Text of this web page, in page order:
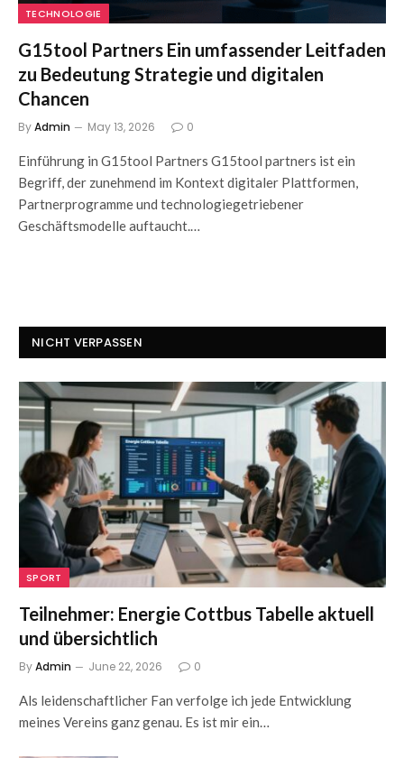
TECHNOLOGIE
G15tool Partners Ein umfassender Leitfaden
zu Bedeutung Strategie und digitalen
Chancen
ByAdmin May 13, 2026 0
Einführung in G15tool Partners G15tool partners ist ein
Begriff, der zunehmend im Kontext digitaler Plattformen,
Partnerprogramme und technologiegetriebener
Geschäftsmodelle auftaucht.…
NICHT VERPASSEN
SPORT
Teilnehmer: Energie Cottbus Tabelle aktuell
und übersichtlich
ByAdmin June 22, 2026 0
Als leidenschaftlicher Fan verfolge ich jede Entwicklung
meines Vereins ganz genau. Es ist mir ein…